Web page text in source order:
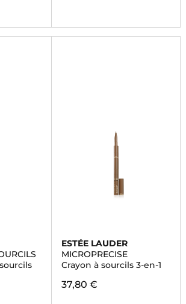
ESTÉE LAUDER
MICROPRECISE
Crayon à sourcils 3-en-1
37,80 €